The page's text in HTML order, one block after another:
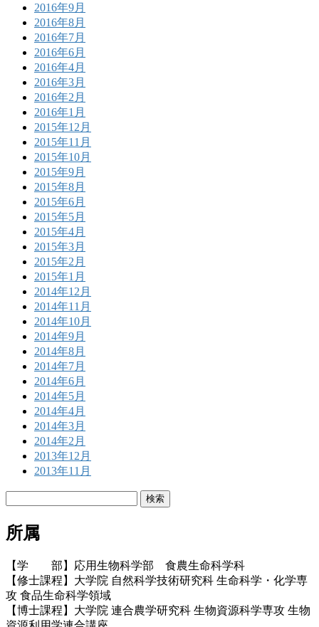
2016年9月
2016年8月
2016年7月
2016年6月
2016年4月
2016年3月
2016年2月
2016年1月
2015年12月
2015年11月
2015年10月
2015年9月
2015年8月
2015年6月
2015年5月
2015年4月
2015年3月
2015年2月
2015年1月
2014年12月
2014年11月
2014年10月
2014年9月
2014年8月
2014年7月
2014年6月
2014年5月
2014年4月
2014年3月
2014年2月
2013年12月
2013年11月
所属
【学 部】応用生物科学部 食農生命科学科
【修士課程】大学院 自然科学技術研究科 生命科学・化学専
攻 食品生命科学領域
【博士課程】大学院 連合農学研究科 生物資源科学専攻 生物